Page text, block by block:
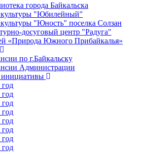
города Байкальска
"Юбилейный"
"Юность" поселка Солзан
досуговый центр "Радуга"
«Природа Южного Прибайкалья»
по г.Байкальску
Администрации
год
год
год
год
год
год
год
год